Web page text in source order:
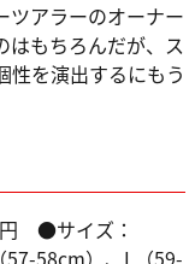
ツアラーのオーナー
はもちろんだが、ス
性を演出するにもう
円 ●サイズ：